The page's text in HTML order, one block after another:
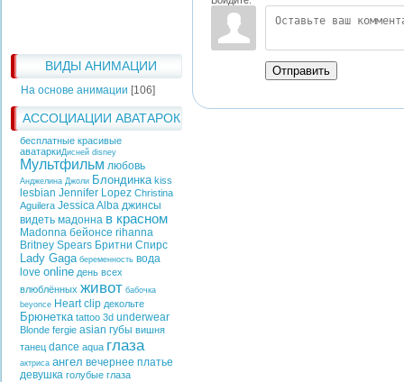
ВИДЫ АНИМАЦИИ
На основе анимации [106]
АССОЦИАЦИИ АВАТАРОК
бесплатные красивые
аватаркиДисней disney
Мультфильм любовь
Анджелина Джоли Блондинка kiss
lesbian Jennifer Lopez Christina
Aguilera Jessica Alba джинсы
видеть мадонна в красном
Madonna бейонсе rihanna
Britney Spears Бритни Спирс
Lady Gaga беременность вода
love online день всех
влюблённых живот бабочка
beyonce Heart clip декольте
Брюнетка tattoo 3d underwear
Blonde fergie asian губы вишня
танец dance aqua глаза
актриса ангел вечернее платье
девушка голубые глаза
Отправить